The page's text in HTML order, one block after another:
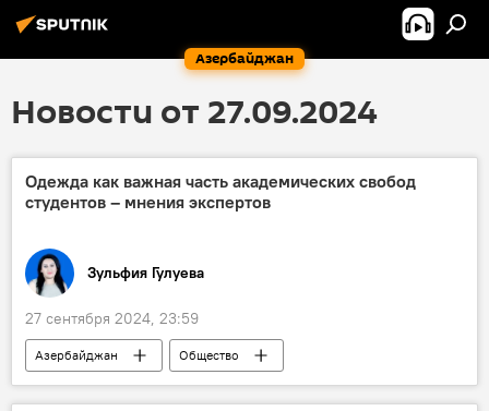
Азербайджан
Новости от 27.09.2024
Одежда как важная часть академических свобод
студентов – мнения экспертов
Зульфия Гулуева
27 сентября 2024, 23:59
Азербайджан
Общество
Образование
Одежда
ВУЗ